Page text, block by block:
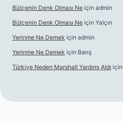
Bütçenin Denk Olması Ne için admin
Bütçenin Denk Olması Ne için Yalçın
Yerinme Ne Demek için admin
Yerinme Ne Demek için Barış
Türkiye Neden Marshall Yardımı Aldı için